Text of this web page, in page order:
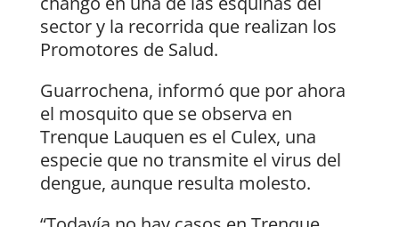
sector y la recorrida que realizan los
Promotores de Salud.
Guarrochena, informó que por ahora
el mosquito que se observa en
Trenque Lauquen es el Culex, una
especie que no transmite el virus del
dengue, aunque resulta molesto.